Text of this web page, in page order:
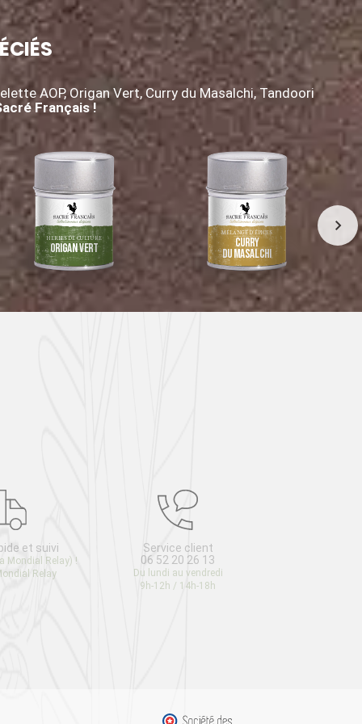
AOP, Origan Vert, Curry du Masalchi, Tandoori
Français !
HERBES DE CULTURE
Origan Vert
MÉLANGE D’ÉPICES
Curry
du Masalchi
et suivi
Mondial Relay) !
Relay
Service client
06 52 20 26 13
Du lundi au vendredi
9h-12h / 14h-18h